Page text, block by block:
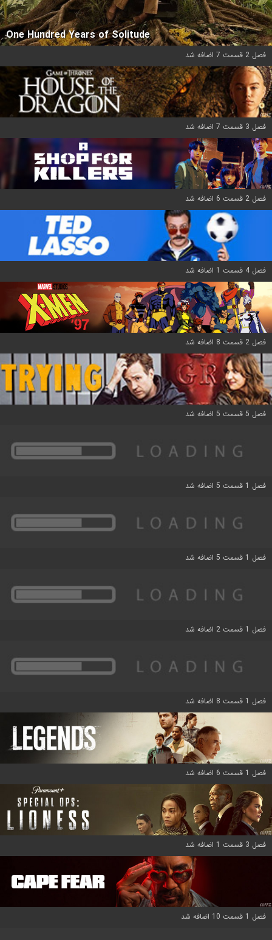
One Hundred Years of Solitude
فصل 2 قسمت 7 اضافه شد
فصل 3 قسمت 7 اضافه شد
فصل 2 قسمت 6 اضافه شد
فصل 4 قسمت 1 اضافه شد
فصل 2 قسمت 8 اضافه شد
فصل 5 قسمت 5 اضافه شد
فصل 1 قسمت 5 اضافه شد
فصل 1 قسمت 5 اضافه شد
فصل 1 قسمت 2 اضافه شد
فصل 1 قسمت 8 اضافه شد
فصل 1 قسمت 6 اضافه شد
فصل 3 قسمت 1 اضافه شد
فصل 1 قسمت 10 اضافه شد